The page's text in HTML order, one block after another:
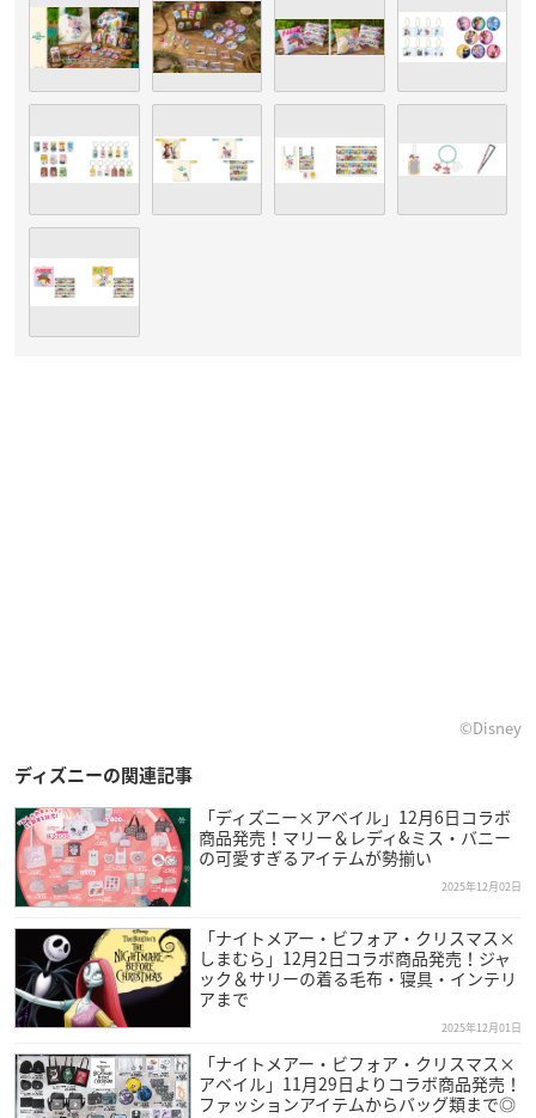
©Disney
ディズニーの関連記事
「ディズニー×アベイル」12月6日コラボ
商品発売！マリー＆レディ&ミス・バニー
の可愛すぎるアイテムが勢揃い
2025年12月02日
「ナイトメアー・ビフォア・クリスマス×
しまむら」12月2日コラボ商品発売！ジャ
ック＆サリーの着る毛布・寝具・インテリ
アまで
2025年12月01日
「ナイトメアー・ビフォア・クリスマス×
アベイル」11月29日よりコラボ商品発売！
ファッションアイテムからバッグ類まで◎